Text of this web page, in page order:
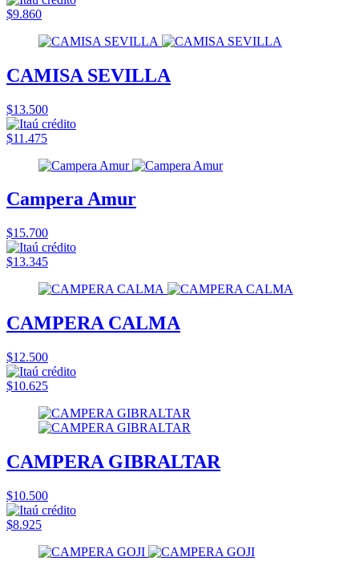
$9.860
CAMISA SEVILLA
$13.500
$11.475
Campera Amur
$15.700
$13.345
CAMPERA CALMA
$12.500
$10.625
CAMPERA GIBRALTAR
$10.500
$8.925